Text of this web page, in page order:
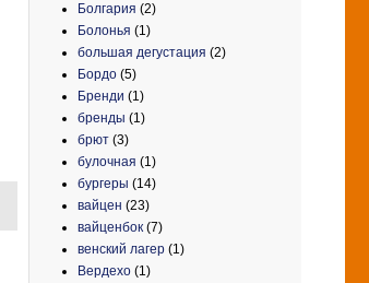
Болгария (2)
Болонья (1)
большая дегустация (2)
Бордо (5)
Бренди (1)
бренды (1)
брют (3)
булочная (1)
бургеры (14)
вайцен (23)
вайценбок (7)
венский лагер (1)
Вердехо (1)